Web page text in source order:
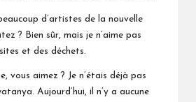
d’artistes de la nouvelle
? Bien sûr, mais je n’aime pas
et des déchets.
vous aimez ? Je n’étais déjà pas
Aujourd’hui, il n’y a aucune